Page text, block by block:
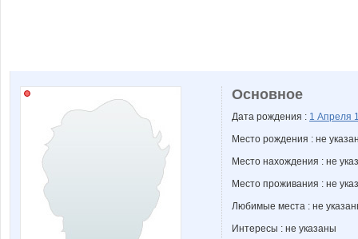
Основное
Дата рождения : 1 Апреля
Место рождения : не
Место нахождения : не
Место проживания : не
Любимые места : не
Интересы : не указаны